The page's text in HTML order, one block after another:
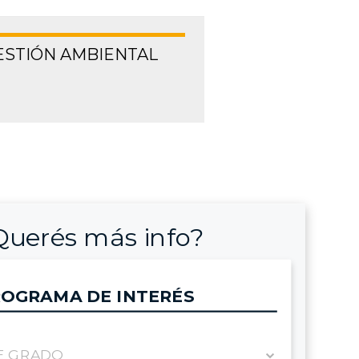
AMBIENTAL
más info?
DE INTERÉS